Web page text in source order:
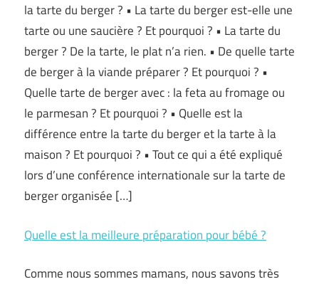
la tarte du berger ? • La tarte du berger est-elle une
tarte ou une saucière ? Et pourquoi ? • La tarte du
berger ? De la tarte, le plat n’a rien. • De quelle tarte
de berger à la viande préparer ? Et pourquoi ? •
Quelle tarte de berger avec : la feta au fromage ou
le parmesan ? Et pourquoi ? • Quelle est la
différence entre la tarte du berger et la tarte à la
maison ? Et pourquoi ? • Tout ce qui a été expliqué
lors d’une conférence internationale sur la tarte de
berger organisée […]
Quelle est la meilleure préparation pour bébé ?
Comme nous sommes mamans, nous savons très